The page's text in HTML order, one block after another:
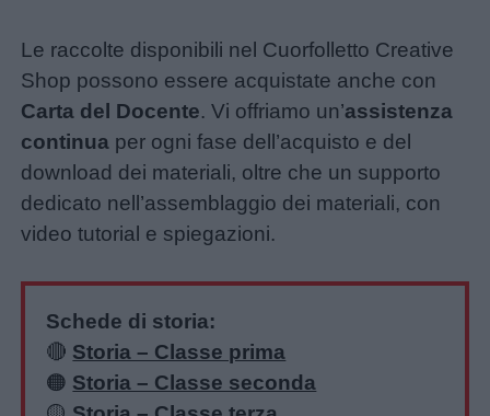
Le raccolte disponibili nel Cuorfolletto Creative
Shop possono essere acquistate anche con
Carta del Docente. Vi offriamo un’assistenza
continua per ogni fase dell’acquisto e del
download dei materiali, oltre che un supporto
dedicato nell’assemblaggio dei materiali, con
video tutorial e spiegazioni.
Schede di storia:
🔴 Storia – Classe prima
🟠 Storia – Classe seconda